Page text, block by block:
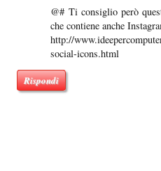
@# Ti consiglio però
che contiene anche
http://
social-icons.html
Rispondi